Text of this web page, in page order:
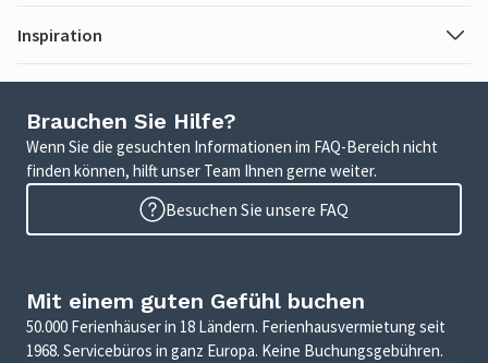
Inspiration
Brauchen Sie Hilfe?
Wenn Sie die gesuchten Informationen im FAQ-Bereich nicht
finden können, hilft unser Team Ihnen gerne weiter.
Besuchen Sie unsere FAQ
Mit einem guten Gefühl buchen
50.000 Ferienhäuser in 18 Ländern. Ferienhausvermietung seit
1968. Servicebüros in ganz Europa. Keine Buchungsgebühren.